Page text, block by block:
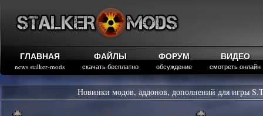
ГЛАВНАЯ
news stalker-mods
ФАЙЛЫ
скачать бесплатно
ФОРУМ
обсуждение
ВИДЕО
смотреть онлайн
Новинки модов, аддонов, дополнений для игры